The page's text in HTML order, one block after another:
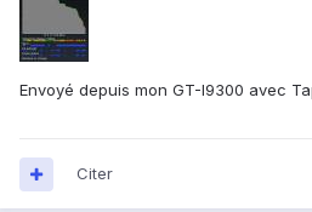
Envoyé depuis mon GT-I9300 avec
Citer